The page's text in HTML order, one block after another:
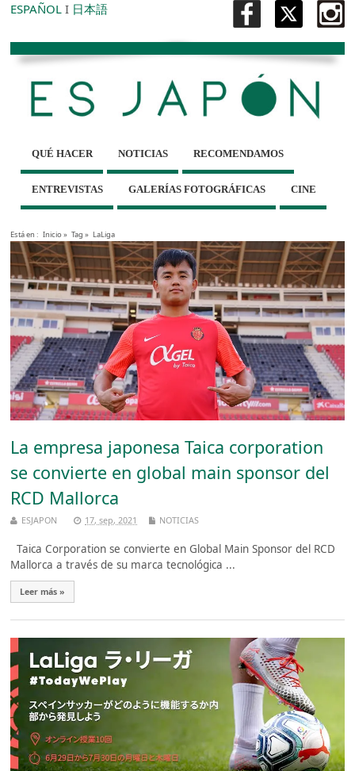
ESPAÑOL I 日本語
QUÉ HACER NOTICIAS RECOMENDAMOS
ENTREVISTAS GALERÍAS FOTOGRÁFICAS CINE
Está en : Inicio» Tag » LaLiga
La empresa japonesa Taica corporation
se convierte en global main sponsor del
RCD Mallorca
ESJAPON 17, sep, 2021 NOTICIAS
Taica Corporation se convierte en Global Main Sponsor del RCD
Mallorca a través de su marca tecnológica ...
Leer más »